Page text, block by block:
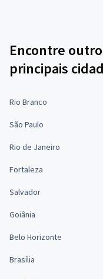
Encontre
principais
Rio Branco
São Paulo
Rio de Janeiro
Fortaleza
Salvador
Goiânia
Belo Horizonte
Brasília